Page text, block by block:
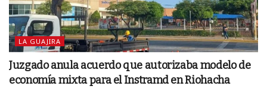
LA GUAJIRA
Juzgado anula acuerdo que autorizaba modelo de
economía mixta para el Instramd en Riohacha